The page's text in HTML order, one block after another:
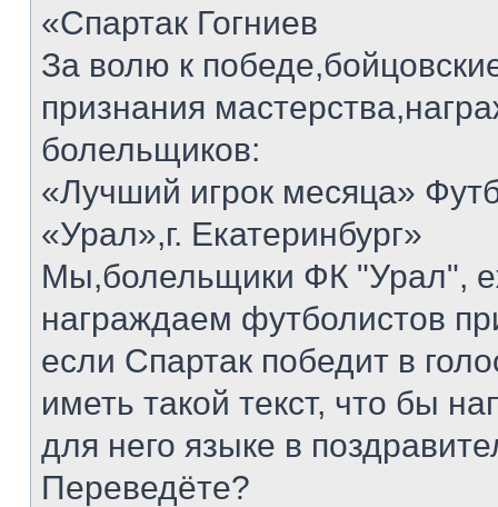
«Спартак Гогниев
За волю к
признания
болельщиков:
«Лучший игрок месяца»
«Урал»,г. Екатеринбург»
Мы,болельщики ФК "Урал",
награждаем футболистов
если Спартак победит в
иметь такой текст, что бы
для него языке в
Переведёте?